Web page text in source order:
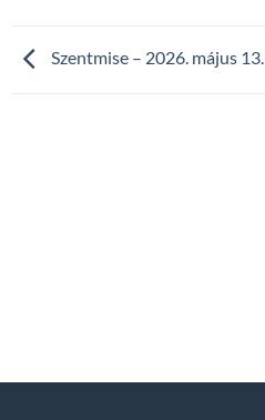
Szentmise – 2026. május 13.